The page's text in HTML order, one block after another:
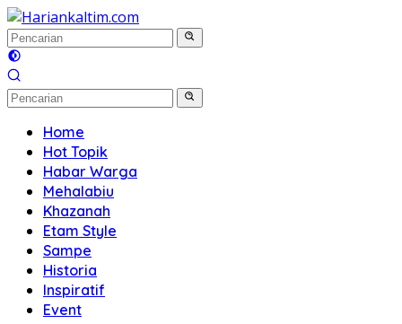
Langsung
ke
konten
Home
Hot Topik
Habar Warga
Mehalabiu
Khazanah
Etam Style
Sampe
Historia
Inspiratif
Event